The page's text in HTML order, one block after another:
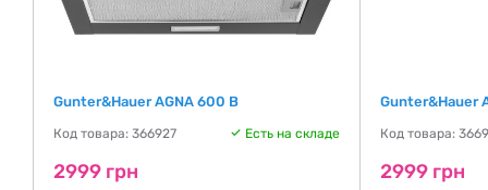
Gunter&Hauer AGNA 600 B
Код товара: 366927 Есть на складе
2999 грн
Gunter&Hauer
Код товара:
2999 грн